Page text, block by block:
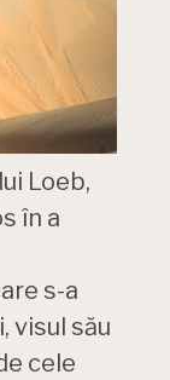
Loeb,
în a
s-a
visul său
cele